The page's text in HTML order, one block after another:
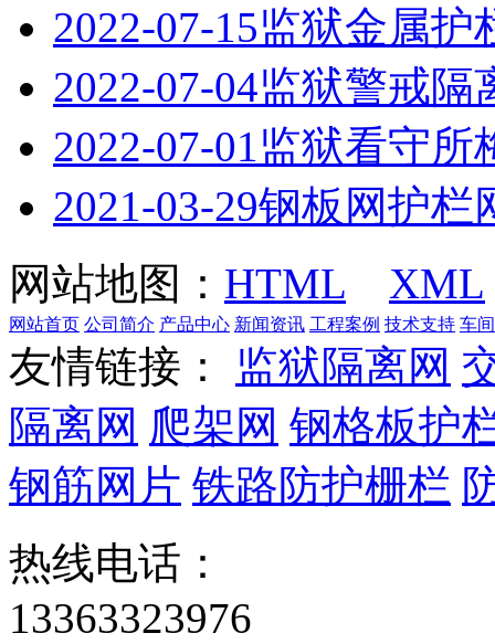
2022-07-15监狱金属护
2022-07-04监狱警戒隔
2022-07-01监狱看守所
2021-03-29钢板网护栏
网站地图： HTML XML
网站首页 公司简介 产品中心 新闻资讯 工程案例 技术支持 车
友情链接： 监狱隔离网
隔离网 爬架网 钢格板护
钢筋网片 铁路防护栅栏
热线电话：
13363323976